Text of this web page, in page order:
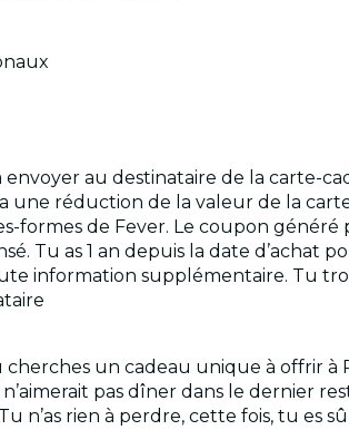
au destinataire de la carte-
une réduction de la valeur de la
formes de Fever. Le coupon
Tu as 1 an depuis la date d’achat
information supplémentaire. Tu
un cadeau unique à offrir à
pas dîner dans le dernier
rien à perdre, cette fois, tu es